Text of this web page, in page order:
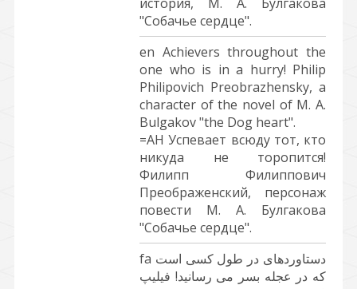
"Собачье сердце".
en Achievers throughout the
one who is in a hurry! Philip
Philipovich Preobrazhensky, a
character of the novel of M. A.
Bulgakov "the Dog heart".
=АН Успевает всюду тот, кто
никуда не торопится!
Филипп Филиппович
Преображенский, персонаж
повести М. А. Булгакова
"Собачье сердце".
fa دستاوردهای در طول کسی است
که در عجله بسر می رسانید! فیلیپ